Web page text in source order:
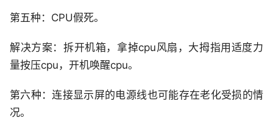
第五种：CPU假死。
解决方案：拆开机箱，拿掉cpu风扇，大拇指用适度力
量按压cpu，开机唤醒cpu。
第六种：连接显示屏的电源线也可能存在老化受损的情
况。